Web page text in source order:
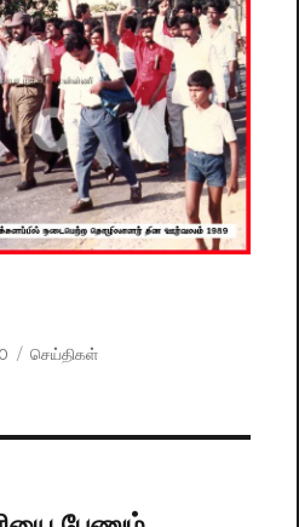
Categories
செய்திகள்